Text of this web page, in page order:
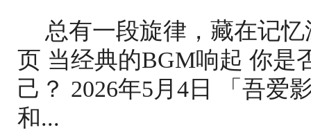
总有一段旋律，藏在记
页 当经典的BGM响起 你是
己？ 2026年5月4日 「吾爱
和...